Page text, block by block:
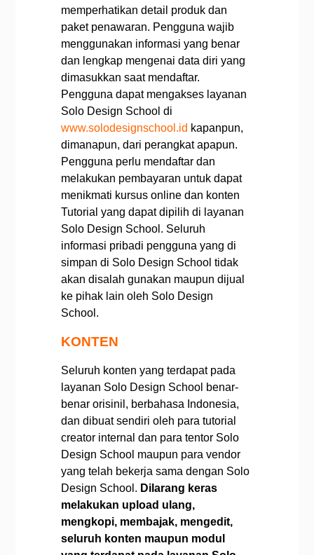
memperhatikan detail produk dan
paket penawaran. Pengguna wajib
menggunakan informasi yang benar
dan lengkap mengenai data diri yang
dimasukkan saat mendaftar.
Pengguna dapat mengakses layanan
Solo Design School di
www.solodesignschool.id kapanpun,
dimanapun, dari perangkat apapun.
Pengguna perlu mendaftar dan
melakukan pembayaran untuk dapat
menikmati kursus online dan konten
Tutorial yang dapat dipilih di layanan
Solo Design School. Seluruh
informasi pribadi pengguna yang di
simpan di Solo Design School tidak
akan disalah gunakan maupun dijual
ke pihak lain oleh Solo Design
School.
KONTEN
Seluruh konten yang terdapat pada
layanan Solo Design School benar-
benar orisinil, berbahasa Indonesia,
dan dibuat sendiri oleh para tutorial
creator internal dan para tentor Solo
Design School maupun para vendor
yang telah bekerja sama dengan Solo
Design School. Dilarang keras
melakukan upload ulang,
mengkopi, membajak, mengedit,
seluruh konten maupun modul